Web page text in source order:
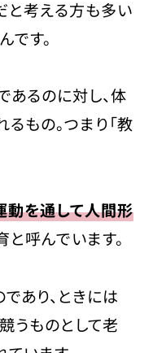
と考える方も多い
です。
るのに対し、体
もの。つまり「教
動を通して人間形
と呼んでいます。
あり、ときには
うものとして老